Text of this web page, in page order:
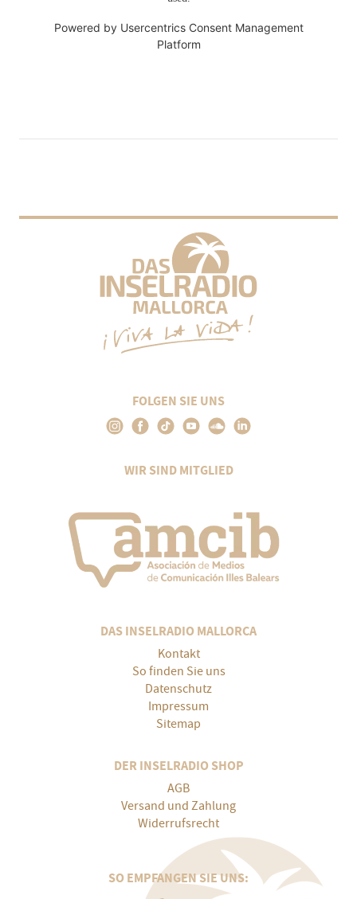
Powered by Usercentrics Consent Management
Platform
FOLGEN SIE UNS
WIR SIND MITGLIED
DAS INSELRADIO MALLORCA
Kontakt
So finden Sie uns
Datenschutz
Impressum
Sitemap
DER INSELRADIO SHOP
AGB
Versand und Zahlung
Widerrufsrecht
SO EMPFANGEN SIE UNS: